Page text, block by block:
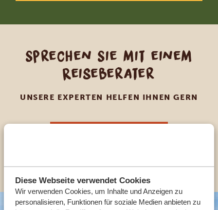
Diese Webseite verwendet Cookies
Wir verwenden Cookies, um Inhalte und Anzeigen zu
personalisieren, Funktionen für soziale Medien anbieten zu
Sprechen Sie mit einem
Reiseberater
UNSERE EXPERTEN HELFEN IHNEN GERN